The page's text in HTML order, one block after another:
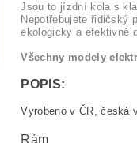
Jsou to jízdní kola s
Nepotřebujete řidičský
ekologicky a efektivně
Všechny modely
POPIS:
Vyrobeno v ČR, česká
Rám